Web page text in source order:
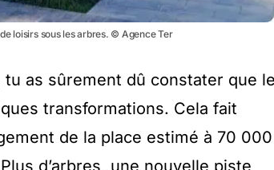
loisirs sous les arbres. © Agence Ter
as sûrement dû constater que
transformations. Cela fait
de la place estimé à 70 000
d’arbres, une nouvelle piste